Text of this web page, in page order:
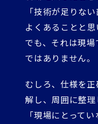
「技術が足りな
よくあることと
でも、それは現
ではありません。
むしろ、仕様を
解し、周囲に整理
「現場にとって